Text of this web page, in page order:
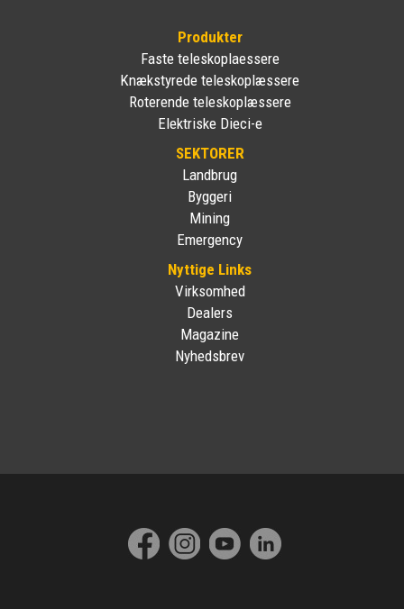
Produkter
Faste teleskoplaessere
Knækstyrede teleskoplæssere
Roterende teleskoplæssere
Elektriske Dieci-e
SEKTORER
Landbrug
Byggeri
Mining
Emergency
Nyttige Links
Virksomhed
Dealers
Magazine
Nyhedsbrev